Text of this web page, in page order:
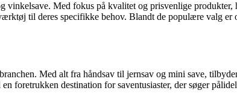
Med fokus på kvalitet og prisvenlige
til deres specifikke behov. Blandt de populære valg er
Med alt fra håndsav til jernsav og mini save,
foretrukken destination for saventusiaster, der søger